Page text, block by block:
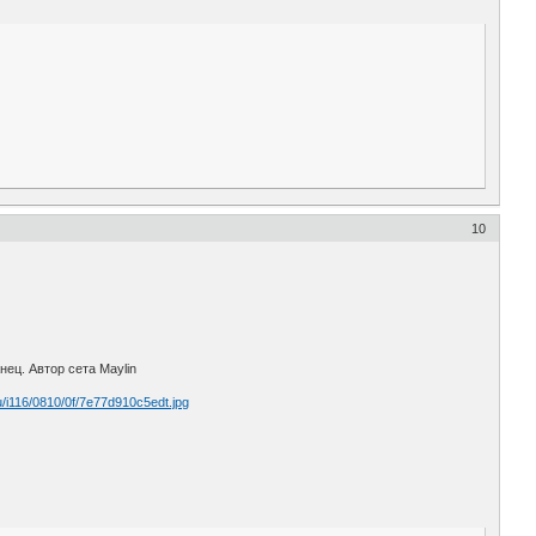
10
Автор сета Maylin